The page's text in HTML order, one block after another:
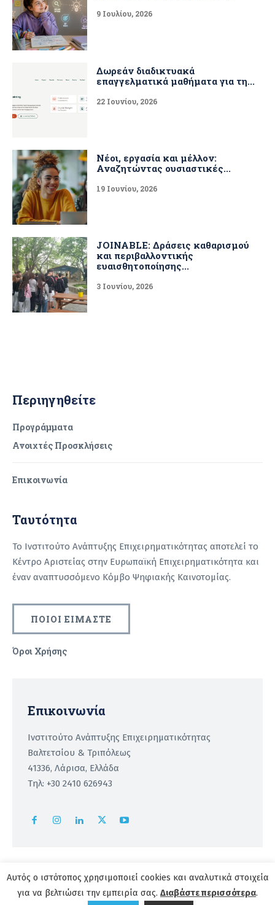
9 Ιουλίου, 2026
Δωρεάν διαδικτυακά
επαγγελματικά μαθήματα για τη...
22 Ιουνίου, 2026
Νέοι, εργασία και μέλλον:
Αναζητώντας ουσιαστικές...
19 Ιουνίου, 2026
JOINABLE: Δράσεις καθαρισμού
και περιβαλλοντικής
ευαισθητοποίησης...
3 Ιουνίου, 2026
Περιηγηθείτε
Προγράμματα
Ανοιχτές Προσκλήσεις
Επικοινωνία
Ταυτότητα
Το Ινστιτούτο Ανάπτυξης Επιχειρηματικότητας αποτελεί το
Κέντρο Αριστείας στην Ευρωπαϊκή Επιχειρηματικότητα και
έναν αναπτυσσόμενο Κόμβο Ψηφιακής Καινοτομίας.
ΠΟΙΟΙ ΕΙΜΑΣΤΕ
Όροι Χρήσης
Επικοινωνία
Ινστιτούτο Ανάπτυξης Επιχειρηματικότητας
Βαλτετσίου & Τριπόλεως
41336, Λάρισα, Ελλάδα
Τηλ: +30 2410 626943
Copyright 2026 | powered byInstitute of Entrepreneurship
Αυτός ο ιστότοπος χρησιμοποιεί cookies και αναλυτικά στοιχεία
για να βελτιώσει την εμπειρία σας. Διαβάστε περισσότερα.